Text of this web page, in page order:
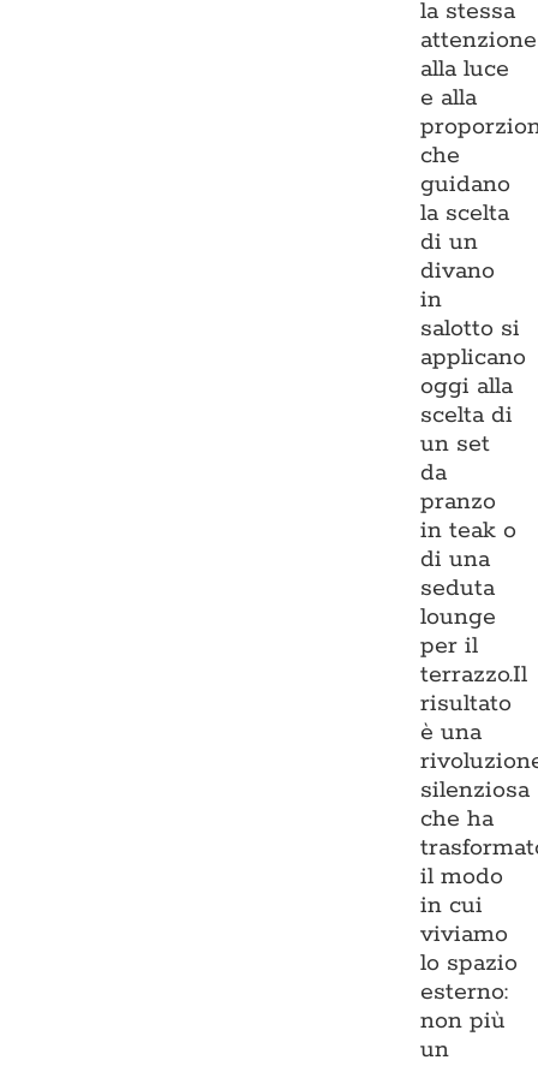
la stessa
attenzione
alla luce
e alla
che
guidano
la scelta
di un
divano
in
salotto si
applicano
oggi alla
scelta di
un set
da
pranzo
in teak o
di una
seduta
lounge
per il
terrazzo.Il
risultato
è una
silenziosa
che ha
il modo
in cui
viviamo
lo spazio
esterno:
non più
un